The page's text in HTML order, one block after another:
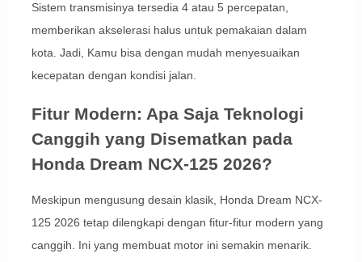
Sistem transmisinya tersedia 4 atau 5 percepatan,
memberikan akselerasi halus untuk pemakaian dalam
kota. Jadi, Kamu bisa dengan mudah menyesuaikan
kecepatan dengan kondisi jalan.
Fitur Modern: Apa Saja Teknologi
Canggih yang Disematkan pada
Honda Dream NCX-125 2026?
Meskipun mengusung desain klasik, Honda Dream NCX-
125 2026 tetap dilengkapi dengan fitur-fitur modern yang
canggih. Ini yang membuat motor ini semakin menarik.